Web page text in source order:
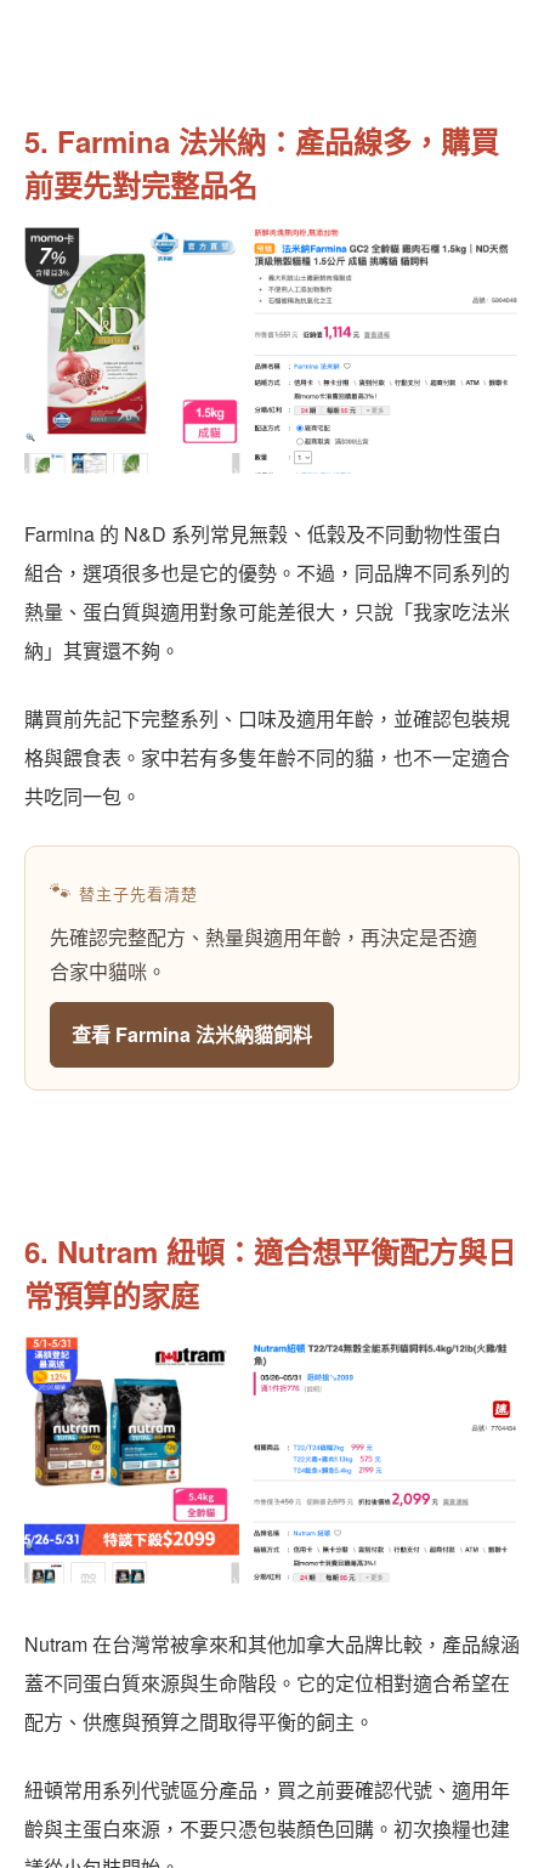
5. Farmina 法米納：產品線多，購買
前要先對完整品名
Farmina 的 N&D 系列常見無穀、低穀及不同動物性蛋白
組合，選項很多也是它的優勢。不過，同品牌不同系列的
熱量、蛋白質與適用對象可能差很大，只說「我家吃法米
納」其實還不夠。
購買前先記下完整系列、口味及適用年齡，並確認包裝規
格與餵食表。家中若有多隻年齡不同的貓，也不一定適合
共吃同一包。
🐾 替主子先看清楚
先確認完整配方、熱量與適用年齡，再決定是否適
合家中貓咪。
查看 Farmina 法米納貓飼料
6. Nutram 紐頓：適合想平衡配方與日
常預算的家庭
Nutram 在台灣常被拿來和其他加拿大品牌比較，產品線涵
蓋不同蛋白質來源與生命階段。它的定位相對適合希望在
配方、供應與預算之間取得平衡的飼主。
紐頓常用系列代號區分產品，買之前要確認代號、適用年
齡與主蛋白來源，不要只憑包裝顏色回購。初次換糧也建